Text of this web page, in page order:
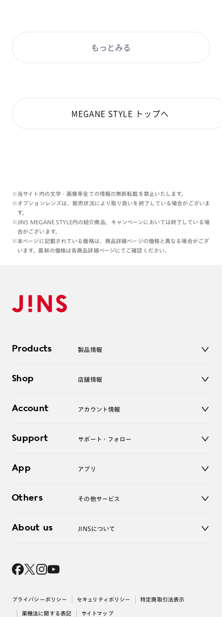
もっとみる
MEGANE STYLE トップへ
※当サイト内の文字・画像等全ての情報の無断転載を禁止いたします。
※オプションレンズは、販売状況により取り扱いを終了している場合がございま
す。
※JINS MEGANE STYLE内の紹介商品、キャンペーンにおいては終了している場
合がございます。
※本ページに記載されている価格は、商品詳細ページの価格と異なる場合がござ
います。最新の価格は各商品詳細ページにてご確認ください。
Products 製品情報
サングラス
コンタクトレンズ
アクセサリー
Shop 店舗情報
オンラインショップ
Account アカウント情報
ログアウト
Support サポート・フォロー
よくあるご質問
お問い合わせ
App アプリ
Others その他サービス
レンズ交換
About us JINSについて
採用情報
出店について
プライバシーポリシー セキュリティポリシー 特定商取引法表示
薬機法に関する表記 サイトマップ